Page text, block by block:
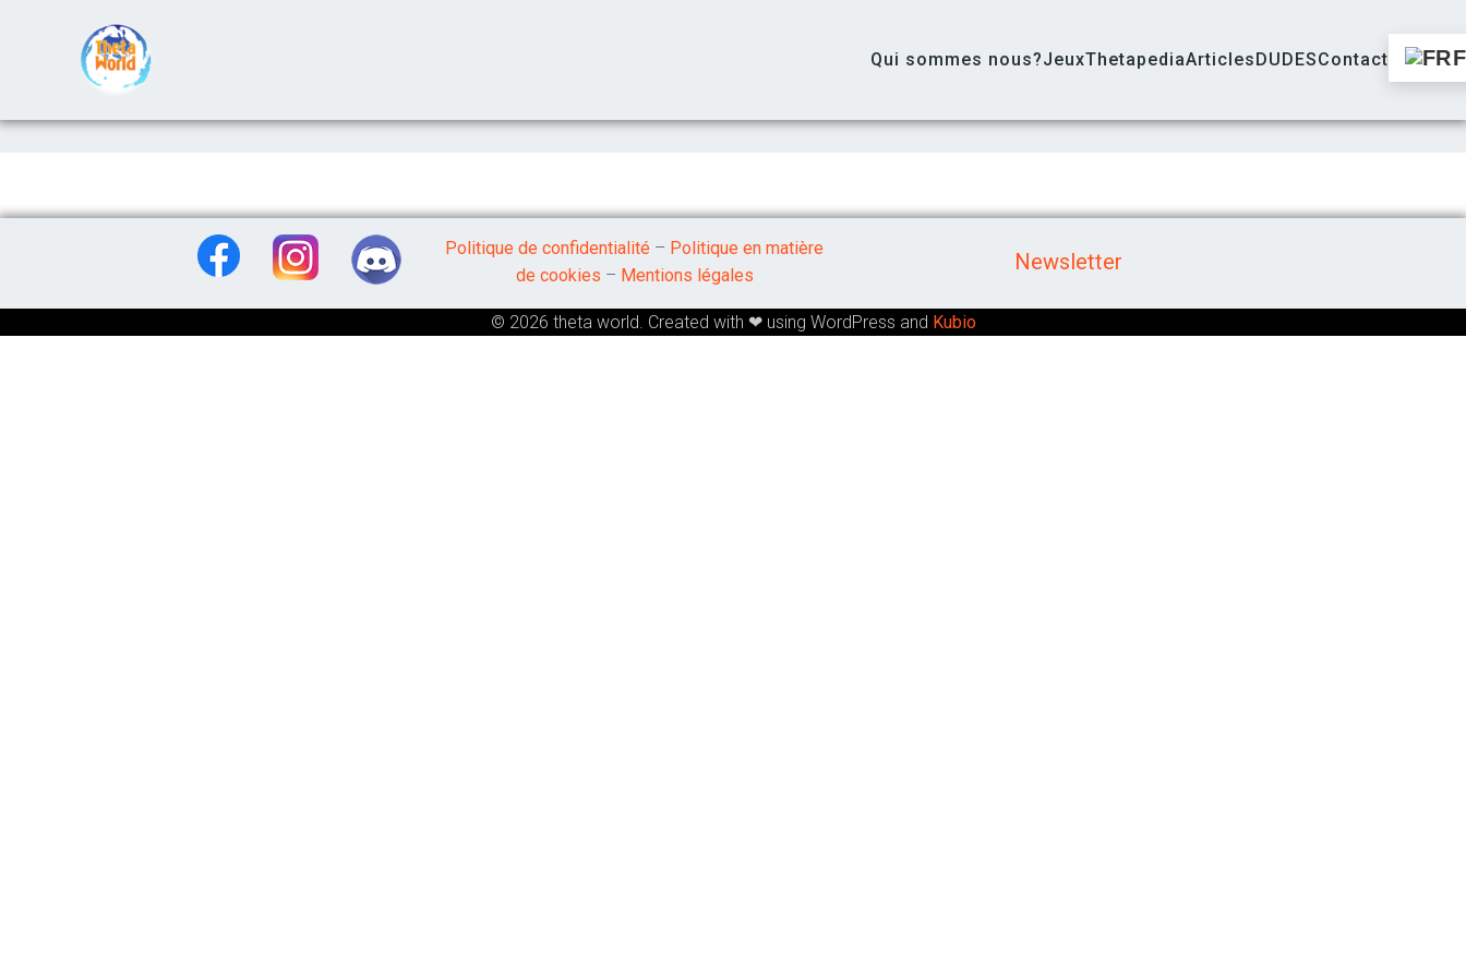
Qui sommes nous?JeuxThetapediaArticlesDUDESContact
Politique de confidentialité – Politique en matière
de cookies – Mentions légales
Newsletter
© 2026 theta world. Created with ❤ using WordPress and Kubio